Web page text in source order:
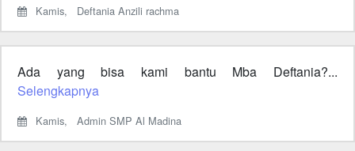
Kamis, Deftania Anzili rachma
Ada yang bisa kami bantu Mba Deftania?...
Selengkapnya
Kamis, Admin SMP Al Madina